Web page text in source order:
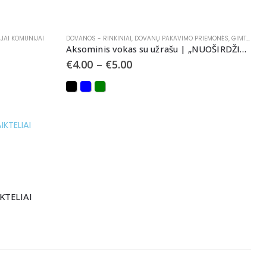
KOMUNIJAI DOVANOS - RINKINIAI, DOVANŲ PAKAVIMO PRIEMONĖS, GIMTADIENIAMS
Aksominis vokas su užrašu | „NUOŠIRDŽIAUSI SVEIKINIMAI”
€4.00 – €5.00